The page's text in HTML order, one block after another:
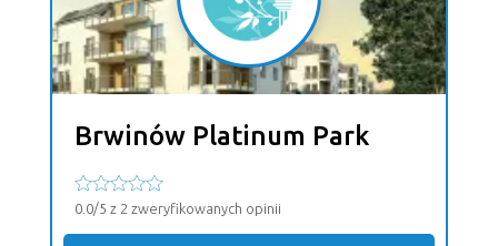
Brwinów Platinum Park
0.0/5 z 2 zweryfikowanych opinii